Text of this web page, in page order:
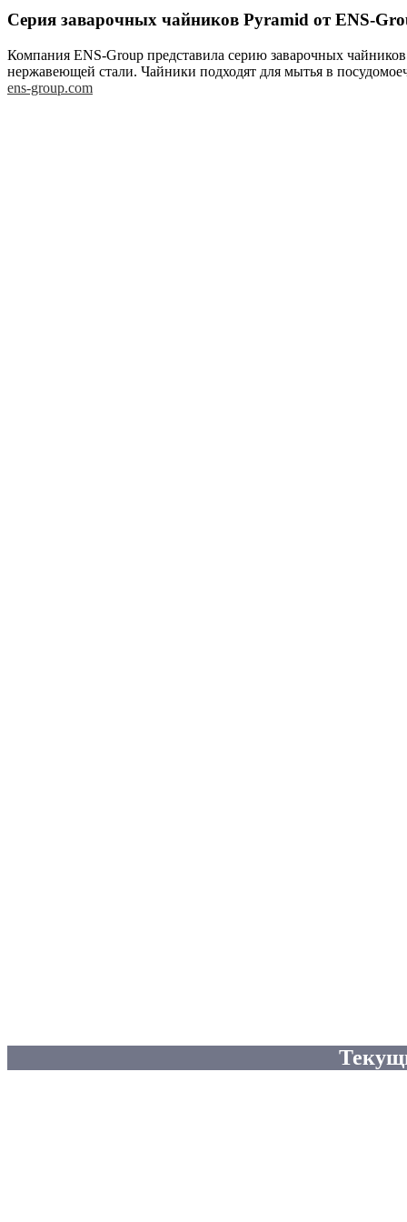
Серия заварочных чайников Pyramid от ENS-
Компания ENS-Group представила серию заварочных
нержавеющей стали. Чайники подходят для мытья в
ens-group.com